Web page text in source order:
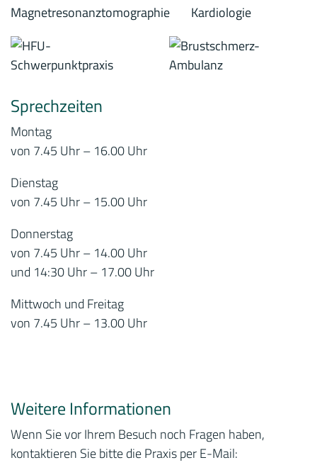
Sprechzeiten
Montag
von 7.45 Uhr – 16.00 Uhr
Dienstag
von 7.45 Uhr – 15.00 Uhr
Donnerstag
von 7.45 Uhr – 14.00 Uhr
und 14:30 Uhr – 17.00 Uhr
Mittwoch und Freitag
von 7.45 Uhr – 13.00 Uhr
Weitere Informationen
Wenn Sie vor Ihrem Besuch noch Fragen haben,
kontaktieren Sie bitte die Praxis per E-Mail: